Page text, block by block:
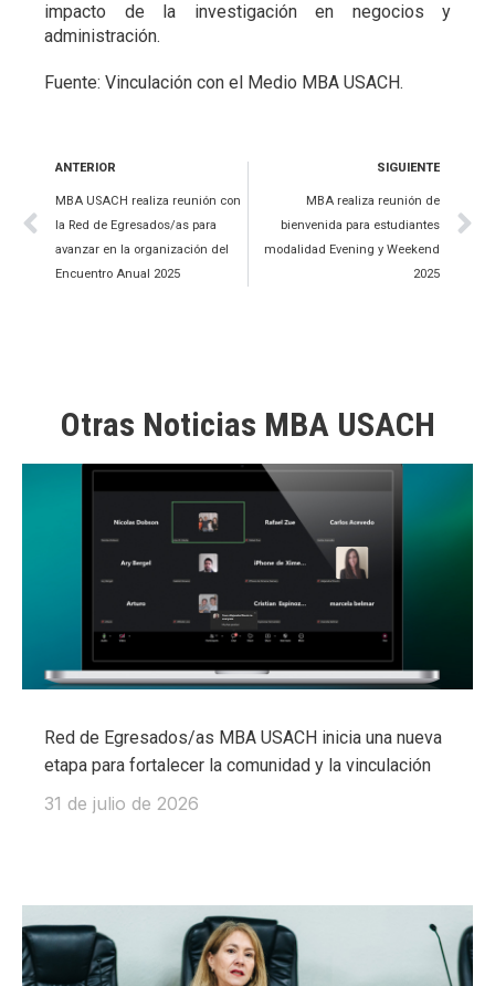
impacto de la investigación en negocios y
administración.
Fuente: Vinculación con el Medio MBA USACH.
ANTERIOR
MBA USACH realiza reunión con
la Red de Egresados/as para
avanzar en la organización del
Encuentro Anual 2025
SIGUIENTE
MBA realiza reunión de
bienvenida para estudiantes
modalidad Evening y Weekend
2025
Otras Noticias MBA USACH
Red de Egresados/as MBA USACH inicia una nueva
etapa para fortalecer la comunidad y la vinculación
31 de julio de 2026